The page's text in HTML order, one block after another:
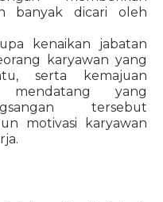
banyak dicari oleh
kenaikan jabatan
karyawan yang
serta kemajuan
yang
tersebut
motivasi karyawan